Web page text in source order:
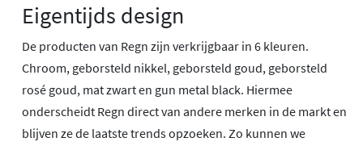
Eigentijds design
De producten van Regn zijn verkrijgbaar in 6 kleuren.
Chroom, geborsteld nikkel, geborsteld goud, geborsteld
rosé goud, mat zwart en gun metal black. Hiermee
onderscheidt Regn direct van andere merken in de markt en
blijven ze de laatste trends opzoeken. Zo kunnen we